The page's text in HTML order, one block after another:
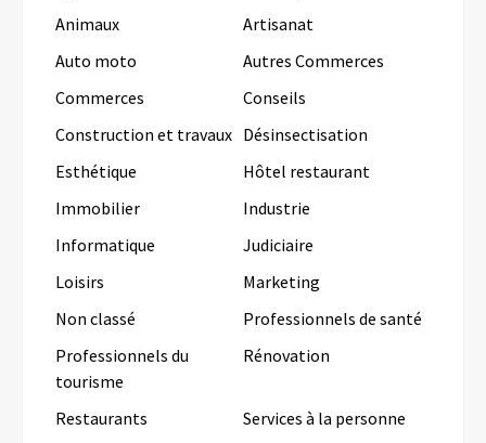
Animaux
Artisanat
Auto moto
Autres Commerces
Commerces
Conseils
Construction et travaux Désinsectisation
Esthétique
Hôtel restaurant
Immobilier
Industrie
Informatique
Judiciaire
Loisirs
Marketing
Non classé
Professionnels de santé
Professionnels du
tourisme
Rénovation
Restaurants
Services à la personne